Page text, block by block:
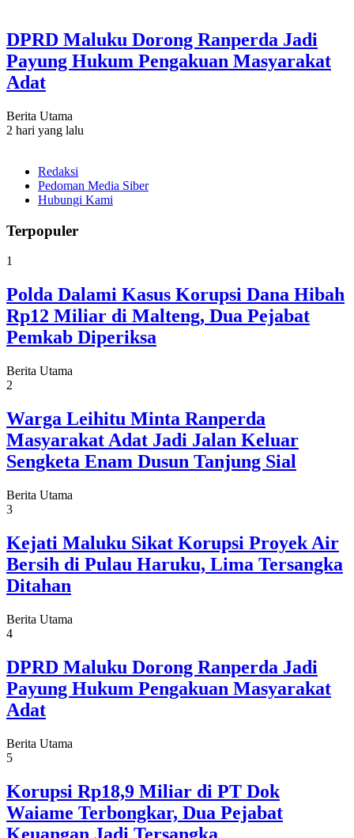
DPRD Maluku Dorong Ranperda Jadi
Payung Hukum Pengakuan Masyarakat
Adat
Berita Utama
2 hari yang lalu
Redaksi
Pedoman Media Siber
Hubungi Kami
Terpopuler
1
Polda Dalami Kasus Korupsi Dana Hibah
Rp12 Miliar di Malteng, Dua Pejabat
Pemkab Diperiksa
Berita Utama
2
Warga Leihitu Minta Ranperda
Masyarakat Adat Jadi Jalan Keluar
Sengketa Enam Dusun Tanjung Sial
Berita Utama
3
Kejati Maluku Sikat Korupsi Proyek Air
Bersih di Pulau Haruku, Lima Tersangka
Ditahan
Berita Utama
4
DPRD Maluku Dorong Ranperda Jadi
Payung Hukum Pengakuan Masyarakat
Adat
Berita Utama
5
Korupsi Rp18,9 Miliar di PT Dok
Waiame Terbongkar, Dua Pejabat
Keuangan Jadi Tersangka